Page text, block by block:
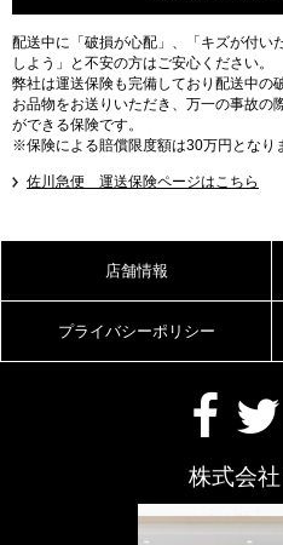
配送中に「破損が心配」、「キズが付い
しよう」と不安の方はご安心ください。
弊社は運送保険も完備しており配送中の
お品物をお送りいただき、万一の事故の
ができる保険です。
※保険による賠償限度額は30万円となり
佐川急便 運送保険ページはこちら
店舗情報
プライバシーポリシー
株式会